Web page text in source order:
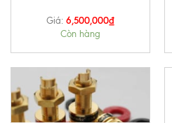
Giá: 6,500,000₫
Còn hàng